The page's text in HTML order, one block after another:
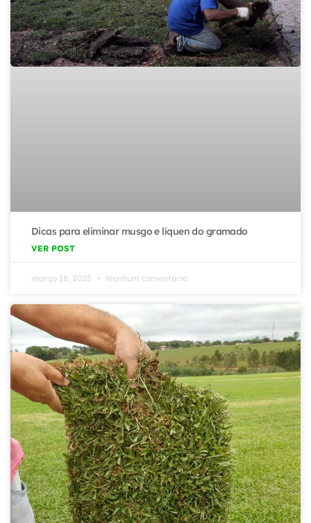
Dicas para eliminar musgo e líquen do gramado
VER POST
março 18, 2025 Nenhum comentário